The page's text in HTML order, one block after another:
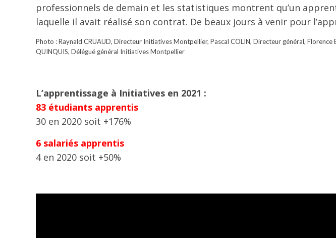
professionnels de demain et les statistiques montrent qu’un
laquelle il avait réalisé son contrat. De beaux jours à venir pour
Photo : Raynald CRUAUD, Directeur Initiatives Montpellier, Pascal COLIN, Directeur général, Florence
QUINQUIS, Délégué général Initiatives Montpellier
L’apprentissage à Initiatives en 2021 :
83 étudiants apprentis
30 en 2020 soit +176%
6 salariés apprentis
4 en 2020 soit +50%